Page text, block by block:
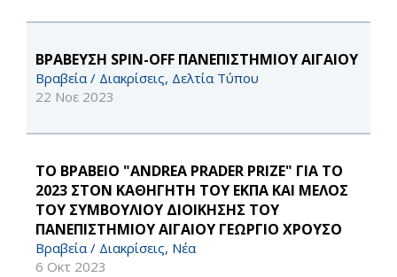
ΒΡΑΒΕΥΣΗ SPIN-OFF ΠΑΝΕΠΙΣΤΗΜΙΟΥ ΑΙΓΑΙΟΥ
Βραβεία / Διακρίσεις, Δελτία Τύπου
22 Νοε 2023
ΤΟ ΒΡΑΒΕΙΟ "ANDREA PRADER PRIZE" ΓΙΑ ΤΟ
2023 ΣΤΟΝ ΚΑΘΗΓΗΤΗ ΤΟΥ ΕΚΠΑ ΚΑΙ ΜΕΛΟΣ
ΤΟΥ ΣΥΜΒΟΥΛΙΟΥ ΔΙΟΙΚΗΣΗΣ ΤΟΥ
ΠΑΝΕΠΙΣΤΗΜΙΟΥ ΑΙΓΑΙΟΥ ΓΕΩΡΓΙΟ ΧΡΟΥΣΟ
Βραβεία / Διακρίσεις, Νέα
6 Οκτ 2023